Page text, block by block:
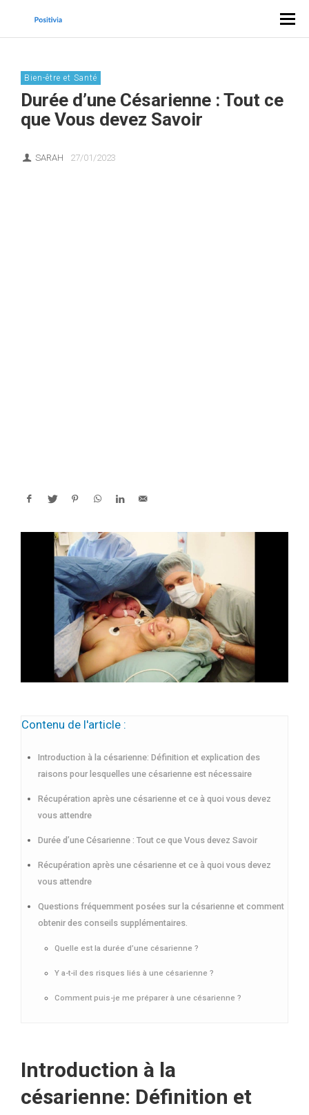
Bien-être et Santé
Durée d’une Césarienne : Tout ce
que Vous devez Savoir
SARAH 27/01/2023
Contenu de l'article :
Introduction à la césarienne: Définition et explication des
raisons pour lesquelles une césarienne est nécessaire
Récupération après une césarienne et ce à quoi vous devez
vous attendre
Durée d’une Césarienne : Tout ce que Vous devez Savoir
Récupération après une césarienne et ce à quoi vous devez
vous attendre
Questions fréquemment posées sur la césarienne et comment
obtenir des conseils supplémentaires.
Quelle est la durée d’une césarienne ?
Y a-t-il des risques liés à une césarienne ?
Comment puis-je me préparer à une césarienne ?
Introduction à la
césarienne: Définition et